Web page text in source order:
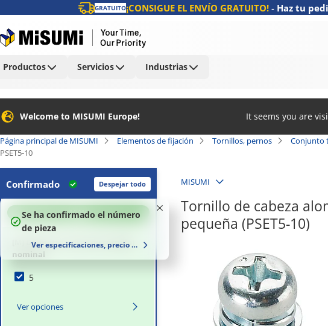
GRATUITO¡CONSIGUE EL ENVÍO GRATUITO!- Haz tu
Productos Servicios Industrias
Welcome to MISUMI Europe! It seems you are
Página principal de MISUMI Elementos de fijación Tornillos, pernos Conjunto
PSET5-10
Confirmado Despejar todo
100%
Se ha confirmado el número
de pieza
Ver especificaciones, precio y plazo de entrega
[M] Diámetro (rosca de tornillo)
nominal
5
Ver opciones
MISUMI
Tornillo de cabeza
pequeña (PSET5-10)